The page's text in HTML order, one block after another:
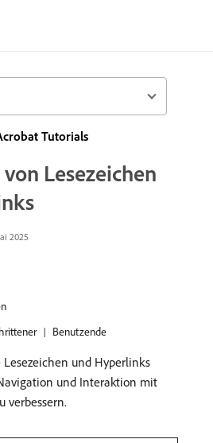
Tutorials
Lesezeichen
2025
Benutzende
Lesezeichen und Hyperlinks
und Interaktion mit
verbessern.